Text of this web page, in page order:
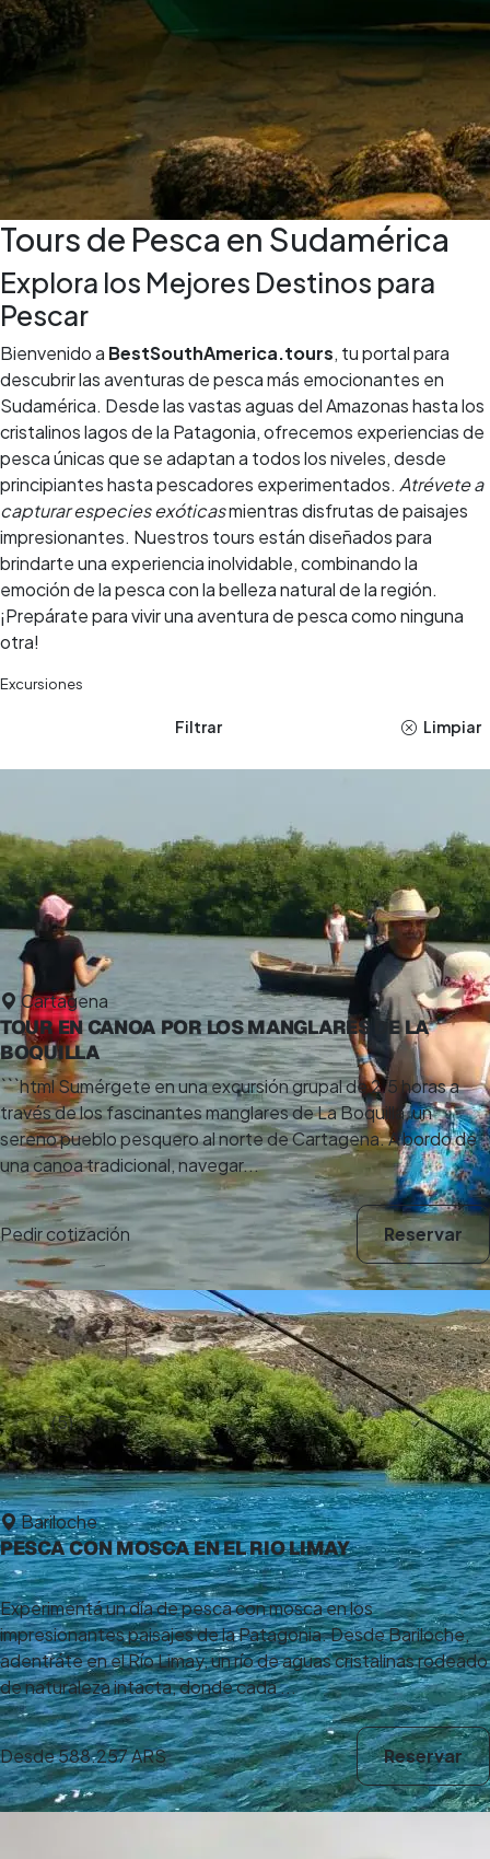
Tours de Pesca en Sudamérica
Explora los Mejores Destinos para
Pescar
Bienvenido a BestSouthAmerica.tours, tu portal para
descubrir las aventuras de pesca más emocionantes en
Sudamérica. Desde las vastas aguas del Amazonas hasta los
cristalinos lagos de la Patagonia, ofrecemos experiencias de
pesca únicas que se adaptan a todos los niveles, desde
principiantes hasta pescadores experimentados. Atrévete a
capturar especies exóticasmientras disfrutas de paisajes
impresionantes. Nuestros tours están diseñados para
brindarte una experiencia inolvidable, combinando la
emoción de la pesca con la belleza natural de la región.
¡Prepárate para vivir una aventura de pesca como ninguna
otra!
Excursiones
Filtrar Limpiar
5,0(5)
2 h
Cartagena
TOUR EN CANOA POR LOS MANGLARES DE LA
BOQUILLA
```html Sumérgete en una excursión grupal de 2.5 horas a
través de los fascinantes manglares de La Boquilla, un
sereno pueblo pesquero al norte de Cartagena. A bordo de
una canoa tradicional, navegar...
Pedir cotización Reservar
Bariloche
PESCA CON MOSCA EN EL RIO LIMAY
Experimentá un día de pesca con mosca en los
impresionantes paisajes de la Patagonia. Desde Bariloche,
adentráte en el Río Limay, un río de aguas cristalinas rodeado
de naturaleza intacta, donde cada ...
Desde588.257 ARS Reservar